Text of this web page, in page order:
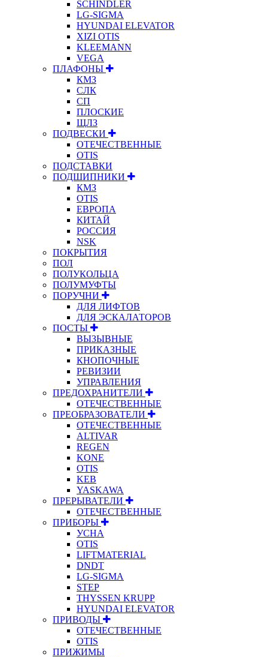
SCHINDLER
LG-SIGMA
HYUNDAI ELEVATOR
XIZI OTIS
KLEEMANN
VEGA
ПЛАФОНЫ
КМЗ
СЛК
СП
ПЛОСКИЕ
ЩЛЗ
ПОДВЕСКИ
ОТЕЧЕСТВЕННЫЕ
OTIS
ПОДСТАВКИ
ПОДШИПНИКИ
КМЗ
OTIS
ЕВРОПА
КИТАЙ
РОССИЯ
NSK
ПОКРЫТИЯ
ПОЛ
ПОЛУКОЛЬЦА
ПОЛУМУФТЫ
ПОРУЧНИ
ДЛЯ ЛИФТОВ
ДЛЯ ЭСКАЛАТОРОВ
ПОСТЫ
ВЫЗЫВНЫЕ
ПРИКАЗНЫЕ
КНОПОЧНЫЕ
РЕВИЗИИ
УПРАВЛЕНИЯ
ПРЕДОХРАНИТЕЛИ
ОТЕЧЕСТВЕННЫЕ
ПРЕОБРАЗОВАТЕЛИ
ОТЕЧЕСТВЕННЫЕ
ALTIVAR
REGEN
KONE
OTIS
KEB
YASKAWA
ПРЕРЫВАТЕЛИ
ОТЕЧЕСТВЕННЫЕ
ПРИБОРЫ
УСНА
OTIS
LIFTMATERIAL
DNDT
LG-SIGMA
STEP
THYSSEN KRUPP
HYUNDAI ELEVATOR
ПРИВОДЫ
ОТЕЧЕСТВЕННЫЕ
OTIS
ПРИЖИМЫ